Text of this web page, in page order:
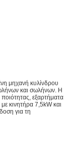
μηχανή κυλίνδρου
και σωλήνων. Η
εξαρτήματα
κινητήρα 7,5kW και
για τη